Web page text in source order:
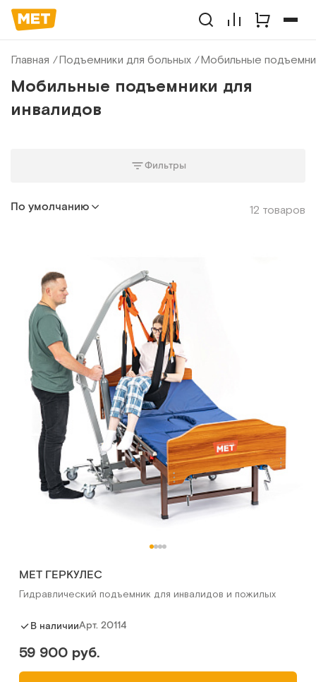
Главная Подъемники для больных Мобильные
Мобильные подъемники для
инвалидов
Фильтры
По умолчанию 12 товаров
MET ГЕРКУЛЕС
Гидравлический подъемник для инвалидов и пожилых
В наличииАрт. 20114
59 900 руб.